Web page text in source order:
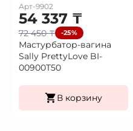
Арт-9902
54 337 ₸
72 450₸ -25%
Мастурбатор-вагина
Sally PrettyLove BI-
00900T50
В корзину